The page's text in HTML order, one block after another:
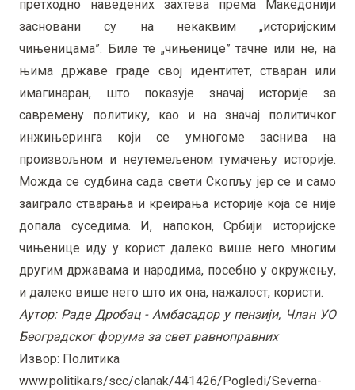
претходно наведених захтева према Македонији
засновани су на некаквим „историјским
чињеницама”. Биле те „чињенице” тачне или не, на
њима државе граде свој идентитет, стваран или
имагинаран, што показује значај историје за
савремену политику, као и на значај политичког
инжињеринга који се умногоме заснива на
произвољном и неутемељеном тумачењу историје.
Можда се судбина сада свети Скопљу јер се и само
заиграло стварања и креирања историје која се није
допала суседима. И, напокон, Србији историјске
чињенице иду у корист далеко више него многим
другим државама и народима, посебно у окружењу,
и далеко више него што их она, нажалост, користи.
Аутор: Раде Дробац - Амбасадор у пензији, Члан УО
Београдског форума за свет равноправних
Извор: Политика
www.politika.rs/scc/clanak/441426/Pogledi/Severna-